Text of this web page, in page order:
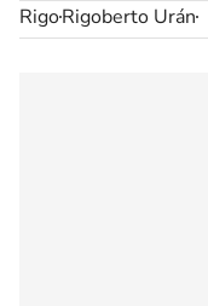
RigoRigoberto Urán